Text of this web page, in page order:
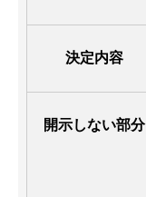
決定内容
開示しない部分